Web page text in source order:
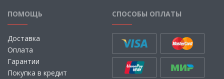
ПОМОЩЬ
Доставка
Оплата
Гарантии
Покупка в кредит
СПОСОБЫ ОПЛАТЫ